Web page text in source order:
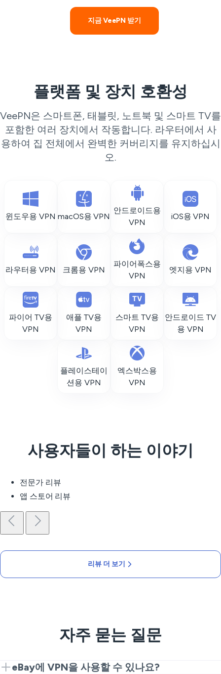
지금 VeePN 받기
플랫폼 및 장치 호환성
VeePN은 스마트폰, 태블릿, 노트북 및 스마트 TV를
포함한 여러 장치에서 작동합니다. 라우터에서 사
용하여 집 전체에서 완벽한 커버리지를 유지하십시
오.
윈도우용 VPN macOS용 VPN
안드로이드용
VPN
iOS용 VPN
라우터용 VPN 크롬용 VPN
파이어폭스용
VPN
엣지용 VPN
파이어 TV용
VPN
애플 TV용
VPN
스마트 TV용
VPN
안드로이드 TV
용 VPN
플레이스테이
션용 VPN
엑스박스용
VPN
사용자들이 하는 이야기
전문가 리뷰
앱 스토어 리뷰
리뷰 더 보기
자주 묻는 질문
eBay에 VPN을 사용할 수 있나요?